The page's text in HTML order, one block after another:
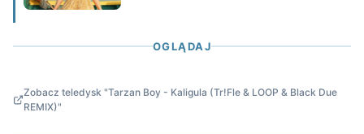
OGLĄDAJ
Zobacz teledysk "Tarzan Boy - Kaligula (Tr!Fle & LOOP & Black Due
REMIX)"